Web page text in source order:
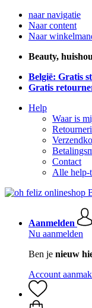
naar navigatie
Naar content
Naar
Beauty,
België: Gratis
Gratis
Help
Waar is
Contact
Alle help-
Aanmelden
Nu aanmelden
Ben je nieuw
Account